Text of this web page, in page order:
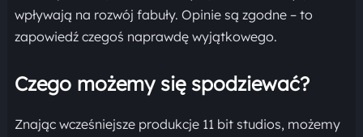
wpływają na rozwój fabuły. Opinie są zgodne – to
zapowiedź czegoś naprawdę wyjątkowego.
Czego możemy się spodziewać?
Znając wcześniejsze produkcje 11 bit studios, możemy